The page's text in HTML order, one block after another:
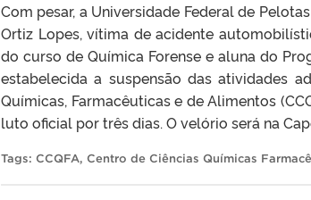
Com pesar, a Universidade Federal de
Ortiz Lopes, vítima de acidente
do curso de Química Forense e aluna do
estabelecida a suspensão das atividades
Químicas, Farmacêuticas e de Alimentos
luto oficial por três dias. O velório será na
Tags: CCQFA, Centro de Ciências Químicas